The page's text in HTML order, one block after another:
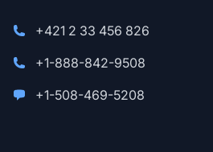
+421 2 33 456 826
+1-888-842-9508
+1-508-469-5208